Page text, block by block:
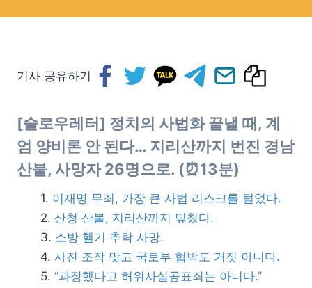
기사 공유하기
[슬로우레터] 정치의 사법화 끝낼 때, 계
엄 양비론 안 된다… 지리산까지 번진 경남
산불, 사망자 26명으로. (⏰13분)
이재명 무죄, 가장 큰 사법 리스크를 털었다.
산청 산불, 지리산까지 덮쳤다.
소방 헬기 추락 사망.
사진 조작 맞고 국토부 협박도 거짓 아니다.
“과장했다고 허위사실공표죄는 아니다.”